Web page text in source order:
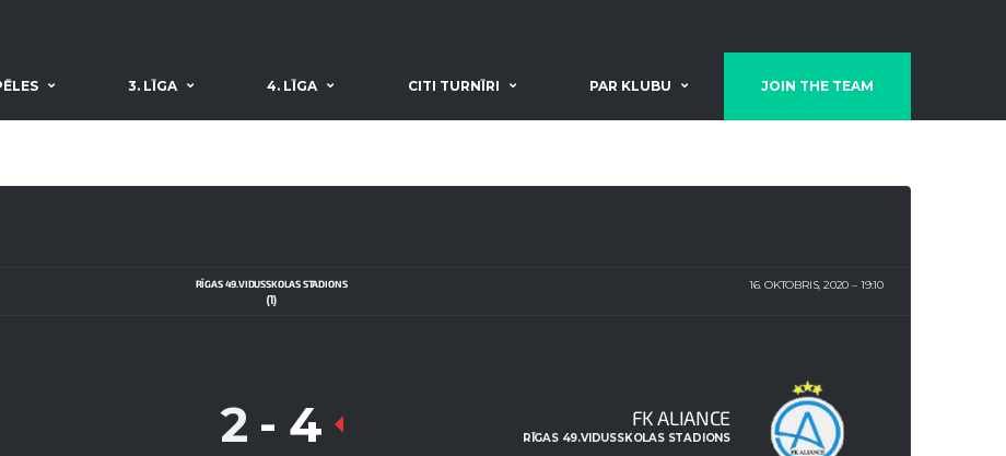
3. LĪGA 4. LĪGA CITI TURNĪRI PAR KLUBU JOIN THE TEAM
RĪGAS 49.VIDUSSKOLAS STADIONS 16. OKTOBRIS, 2020
19:10
(1)
FK ALIANCE
RĪGAS 49.VIDUSSKOLAS STADIONS
2 - 4